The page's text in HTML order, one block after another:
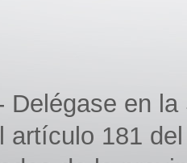
Delégase en
artículo 181